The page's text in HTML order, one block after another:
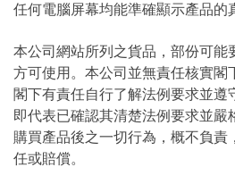
任何電腦屏幕均能準確顯示產品的
本公司網站所列之貨品，部份可能
方可使用。本公司並無責任核實閣
閣下有責任自行了解法例要求並遵
即代表已確認其清楚法例要求並嚴
購買產品後之一切行為，概不負責
任或賠償。